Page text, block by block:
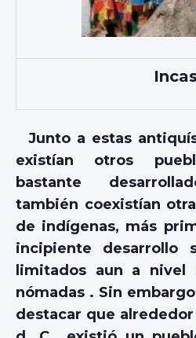
Incas
Junto a estas
existían otros
bastante
también coexistían
de indígenas, más
incipiente desarrollo
limitados aun a nivel
nómadas . Sin
destacar que